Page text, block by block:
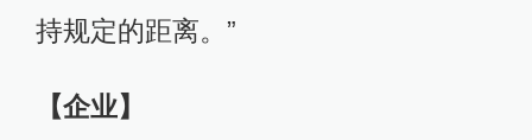
持规定的距离。”
【企业】